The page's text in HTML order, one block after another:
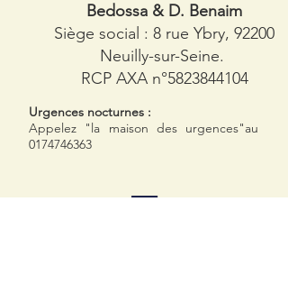
Bedossa & D. Benaim
Siège social : 8 rue Ybry, 92200
Neuilly-sur-Seine.
RCP AXA n°5823844104
​Urgences nocturnes :
Appelez "la maison des urgences"au
0174746363